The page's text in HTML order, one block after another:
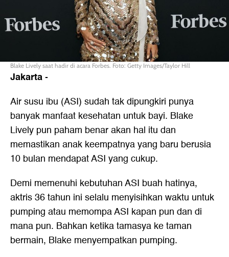
Blake Lively saat hadir di acara Forbes. Foto: Getty Images/Taylor Hill
Jakarta-
Air susu ibu (ASI) sudah tak dipungkiri punya
banyak manfaat kesehatan untuk bayi. Blake
Lively pun paham benar akan hal itu dan
memastikan anak keempatnya yang baru berusia
10 bulan mendapat ASI yang cukup.
Demi memenuhi kebutuhan ASI buah hatinya,
aktris 36 tahun ini selalu menyisihkan waktu untuk
pumping atau memompa ASI kapan pun dan di
mana pun. Bahkan ketika tamasya ke taman
bermain, Blake menyempatkan pumping.